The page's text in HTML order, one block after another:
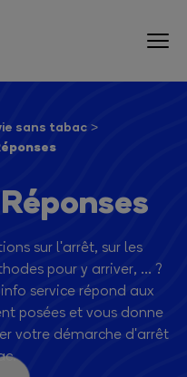
sans tabac
sur l'arrêt, sur les
pour y arriver, ... ?
service répond aux
posées et vous donne
votre démarche d'arrêt